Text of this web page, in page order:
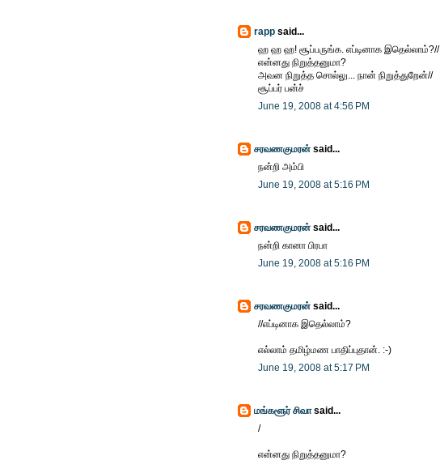
rapp said...
ஹ ஹ ஹ! சூப்பருங்க. எப்டினாக இதெல்லாம்?//
என்னது நிறுத்தனுமா?
அவன நிறுத்த சொல்லு... நான் நிறுத்துறேன்//
சூப்பர் பன்ச்
June 19, 2008 at 4:56 PM
சரவணகுமரன் said...
நன்றி அம்பி
June 19, 2008 at 5:16 PM
சரவணகுமரன் said...
நன்றி கானா பிரபா
June 19, 2008 at 5:16 PM
சரவணகுமரன் said...
//எப்டினாக இதெல்லாம்?
எல்லாம் தமிழ்மண பாதிப்புதான். :-)
June 19, 2008 at 5:17 PM
மங்களூர் சிவாsaid...
/
என்னது நிறுத்தனுமா?